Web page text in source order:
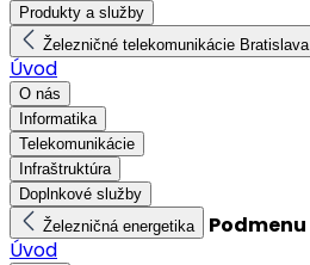
Produkty a služby
Železničné telekomunikácie Bratislava
Úvod
O nás
Informatika
Telekomunikácie
Infraštruktúra
Doplnkové služby
Železničná energetika
Podmenu
Úvod